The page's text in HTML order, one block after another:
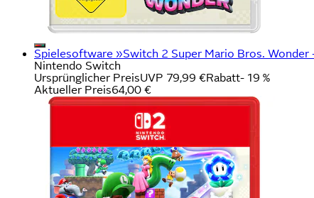
Spielesoftware »Switch 2 Super Mario Bros. Wonder
Nintendo Switch
Ursprünglicher PreisUVP 79,99 €Rabatt- 19 %
Aktueller Preis64,00 €